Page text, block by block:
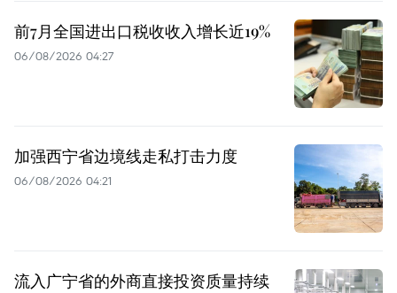
前7月全国进出口税收收入增长近19%
06/08/2026 04:27
加强西宁省边境线走私打击力度
06/08/2026 04:21
流入广宁省的外商直接投资质量持续